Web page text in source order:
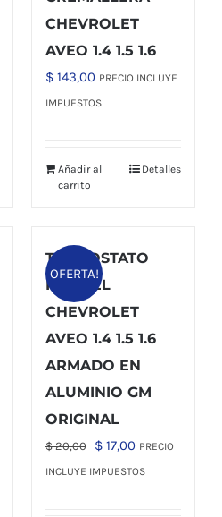
CHEVROLET
AVEO 1.4 1.5 1.6
$ 143,00 PRECIO INCLUYE
IMPUESTOS
Añadir al
carrito
Detalles
OFERTA!
TERMOSTATO
PARA EL
CHEVROLET
AVEO 1.4 1.5 1.6
ARMADO EN
ALUMINIO GM
ORIGINAL
$20,00
El
precio
$ 17,00El
precio
PRECIO
INCLUYE IMPUESTOS